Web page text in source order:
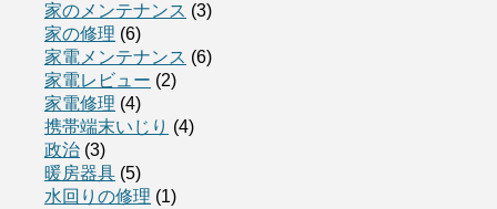
家のメンテナンス (3)
家の修理 (6)
家電メンテナンス (6)
家電レビュー (2)
家電修理 (4)
携帯端末いじり (4)
政治 (3)
暖房器具 (5)
水回りの修理 (1)